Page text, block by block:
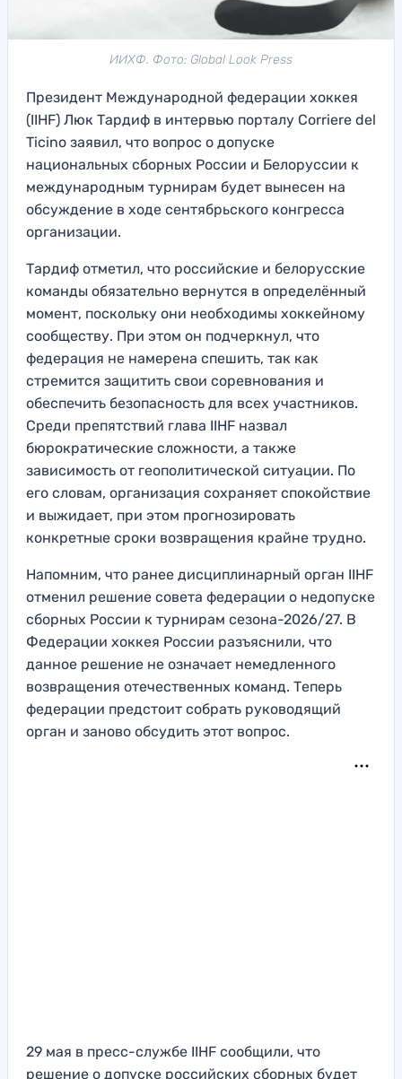
ИИХФ. Фото: Global Look Press
Президент Международной федерации хоккея
(IIHF) Люк Тардиф в интервью порталу Corriere del
Ticino заявил, что вопрос о допуске
национальных сборных России и Белоруссии к
международным турнирам будет вынесен на
обсуждение в ходе сентябрьского конгресса
организации.
Тардиф отметил, что российские и белорусские
команды обязательно вернутся в определённый
момент, поскольку они необходимы хоккейному
сообществу. При этом он подчеркнул, что
федерация не намерена спешить, так как
стремится защитить свои соревнования и
обеспечить безопасность для всех участников.
Среди препятствий глава IIHF назвал
бюрократические сложности, а также
зависимость от геополитической ситуации. По
его словам, организация сохраняет спокойствие
и выжидает, при этом прогнозировать
конкретные сроки возвращения крайне трудно.
Напомним, что ранее дисциплинарный орган IIHF
отменил решение совета федерации о недопуске
сборных России к турнирам сезона-2026/27. В
Федерации хоккея России разъяснили, что
данное решение не означает немедленного
возвращения отечественных команд. Теперь
федерации предстоит собрать руководящий
орган и заново обсудить этот вопрос.
29 мая в пресс-службе IIHF сообщили, что
решение о допуске российских сборных будет